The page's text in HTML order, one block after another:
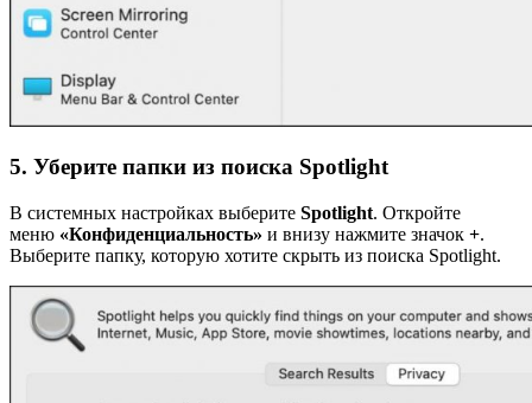
5. Уберите папки из поиска Spotlight
В системных настройках выберите Spotlight. Откройте
меню «Конфиденциальность» и внизу нажмите значок +.
Выберите папку, которую хотите скрыть из поиска Spotlight.